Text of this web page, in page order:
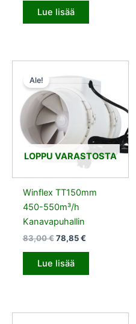
Lue lisää
LOPPU VARASTOSTA
Ale!
Winflex TT150mm
450-550m³/h
Kanavapuhallin
83,00€
hinta
83,00 €.
78,85€
hinta
on:
78,85 €.
Lue lisää
AlkuperäinenNykyinen